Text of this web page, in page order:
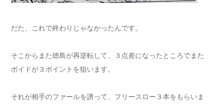
だた、これで終わりじゃなかったんです。
そこからまた徳島が再逆転して、３点差になったところでまた
ボイドが３ポイントを狙います。
それが相手のファールを誘って、フリースロー３本をもらいま